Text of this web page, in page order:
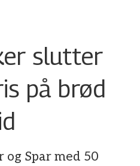
slutter
på brød
og Spar med 50